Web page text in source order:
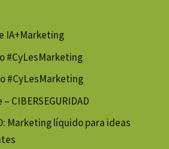
IA+Marketing
#CyLesMarketing
#CyLesMarketing
CIBERSEGURIDAD
Marketing líquido para ideas